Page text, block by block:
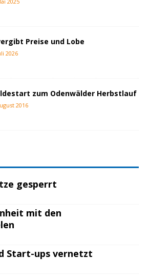
Preise und Lobe
2026
zum Odenwälder Herbstlauf
2016
gesperrt
mit den
Start-ups vernetzt